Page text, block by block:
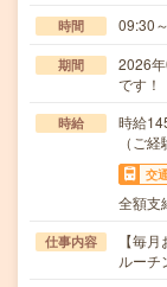
時間 09:30
期間
2026
です
時給
時給
（ご
交
全額支
仕事内容
【毎
ルー